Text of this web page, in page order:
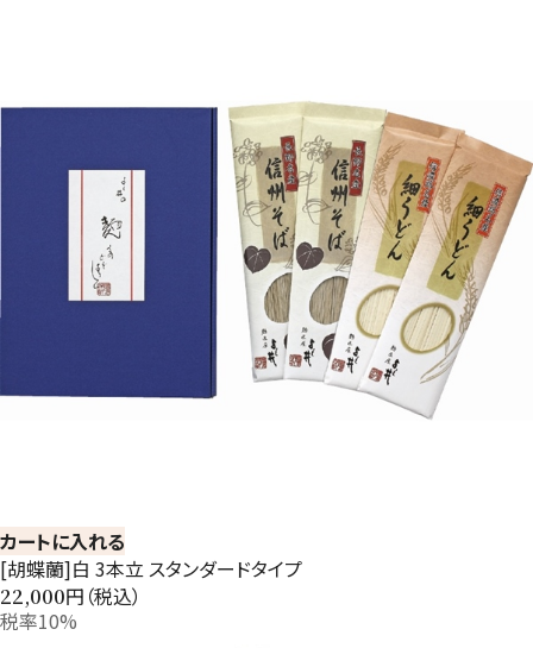
カートに入れる
[胡蝶蘭]白 3本立 スタンダードタイプ
22,000円（税込）
税率10%